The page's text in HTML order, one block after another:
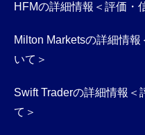
HFMの詳細情報＜評価・
Milton Marketsの詳細情
いて＞
Swift Traderの詳細情報＜
て＞